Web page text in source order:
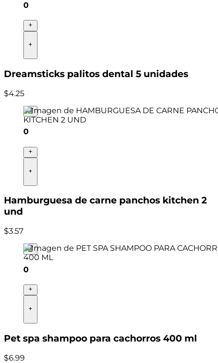
0
Dreamsticks palitos dental 5 unidades
$4.25
0
Hamburguesa de carne panchos kitchen 2
und
$3.57
0
Pet spa shampoo para cachorros 400 ml
$6.99